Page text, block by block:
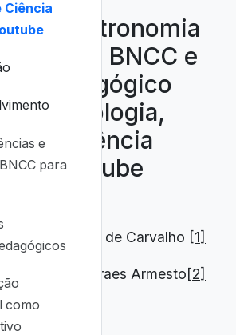
Ciência
e
para
como
da Astronomia
Médio: BNCC e
pedagógico
Nerdologia,
e Ciência
do Youtube
Jander Abrita de Carvalho [1]
Leonardo Moraes Armesto[2]